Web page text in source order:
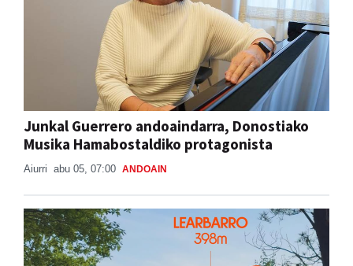
Junkal Guerrero andoaindarra, Donostiako
Musika Hamabostaldiko protagonista
Aiurri abu 05, 07:00 ANDOAIN